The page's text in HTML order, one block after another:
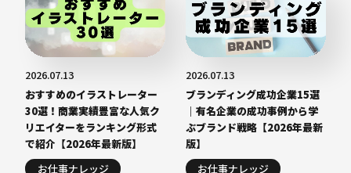
2026.07.13
おすすめのイラストレーター
30選！商業実績豊富な人気ク
リエイターをランキング形式
で紹介【2026年最新版】
お仕事ナレッジ
2026.07.13
ブランディング成功企業15選
｜有名企業の成功事例から学
ぶブランド戦略【2026年最新
版】
お仕事ナレッジ